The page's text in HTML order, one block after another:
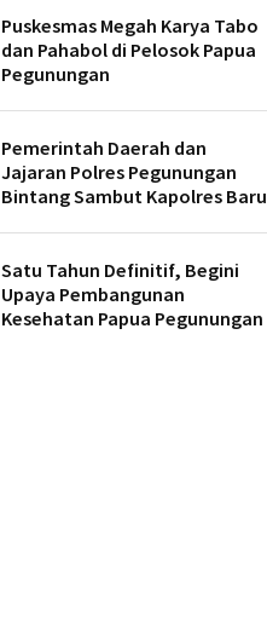
Puskesmas Megah Karya Tabo
dan Pahabol di Pelosok Papua
Pegunungan
Pemerintah Daerah dan
Jajaran Polres Pegunungan
Bintang Sambut Kapolres Baru
Satu Tahun Definitif, Begini
Upaya Pembangunan
Kesehatan Papua Pegunungan